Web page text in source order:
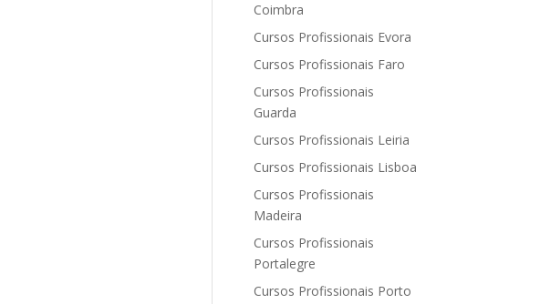
Coimbra
Cursos Profissionais Evora
Cursos Profissionais Faro
Cursos Profissionais
Guarda
Cursos Profissionais Leiria
Cursos Profissionais Lisboa
Cursos Profissionais
Madeira
Cursos Profissionais
Portalegre
Cursos Profissionais Porto